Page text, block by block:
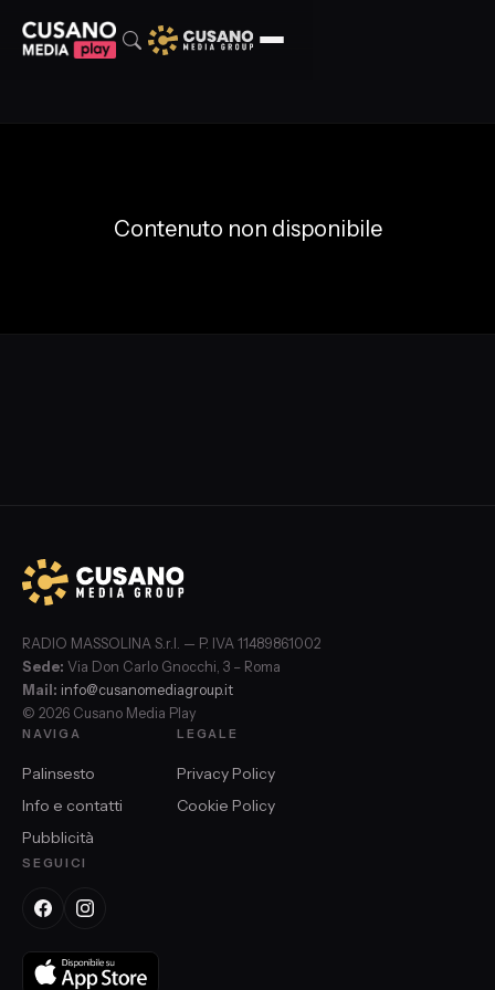
Contenuto non disponibile
RADIO MASSOLINA S.r.l. — P. IVA 11489861002
Sede: Via Don Carlo Gnocchi, 3 – Roma
Mail: info@cusanomediagroup.it
© 2026 Cusano Media Play
NAVIGA
Palinsesto
Info e contatti
Pubblicità
LEGALE
Privacy Policy
Cookie Policy
SEGUICI